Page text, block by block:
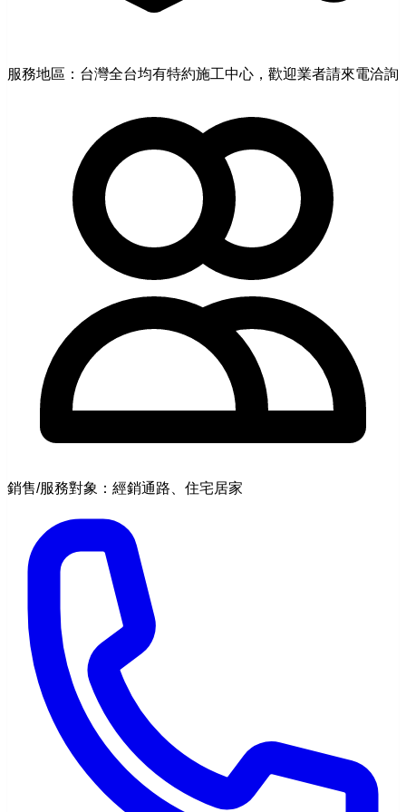
服務地區：台灣全台均有特約施工中心，歡迎業者請來電洽詢
銷售/服務對象：經銷通路、住宅居家